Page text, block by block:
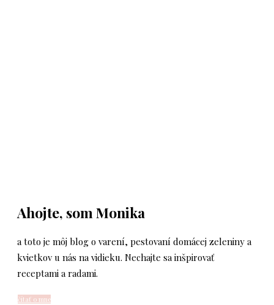
Ahojte, som Monika
a toto je môj blog o varení, pestovaní domácej zeleniny a
kvietkov u nás na vidieku. Nechajte sa inšpirovať
receptami a radami.
čítať o mne